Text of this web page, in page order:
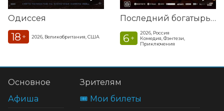
Одиссея
18 + 2026, Великобритания, США
Последний богатырь. Колобок
6 +
2026, Россия
Комедия, Фэнтези,
Приключения
Основное
Афиша
Зрителям
🎟️ Мои билеты